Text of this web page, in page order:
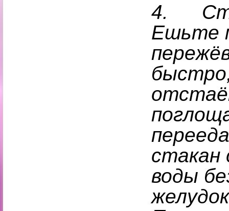
4.
Ешьте
стакан
воды